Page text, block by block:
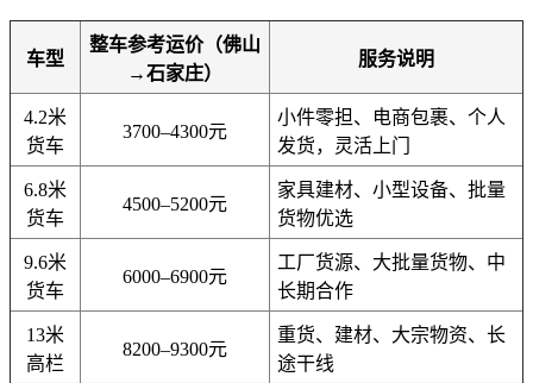
车型
整车参考运价（佛山
→石家庄）
服务说明
4.2米
货车
3700–4300元
小件零担、电商包裹、个人
发货，灵活上门
6.8米
货车
4500–5200元
家具建材、小型设备、批量
货物优选
9.6米
货车
6000–6900元
工厂货源、大批量货物、中
长期合作
13米
高栏
8200–9300元
重货、建材、大宗物资、长
途干线